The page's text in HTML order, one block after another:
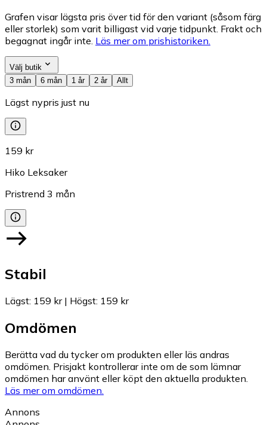
Grafen visar lägsta pris över tid för den variant (såsom färg
eller storlek) som varit billigast vid varje tidpunkt. Frakt och
begagnat ingår inte. Läs mer om prishistoriken.
Välj butik
3 mån
6 mån 1 år 2 år Allt
Lägst nypris just nu
159 kr
Hiko Leksaker
Pristrend 3 mån
Stabil
Lägst: 159 kr| Högst: 159 kr
Omdömen
Berätta vad du tycker om produkten eller läs andras
omdömen. Prisjakt kontrollerar inte om de som lämnar
omdömen har använt eller köpt den aktuella produkten.
Läs mer om omdömen.
Annons